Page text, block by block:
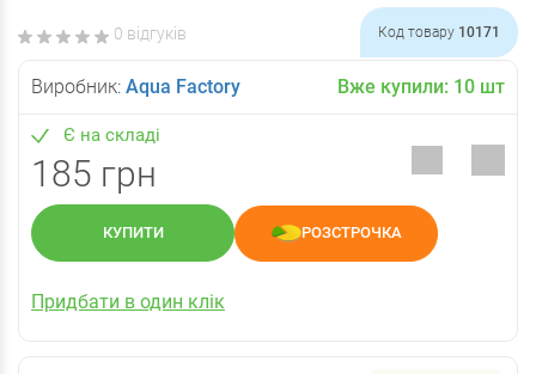
0 відгуків Код товару 10171
Виробник: Aqua Factory Вже купили: 10 шт
Є на складі
185 грн
КУПИТИ РОЗСТРОЧКА
Придбати в один клік